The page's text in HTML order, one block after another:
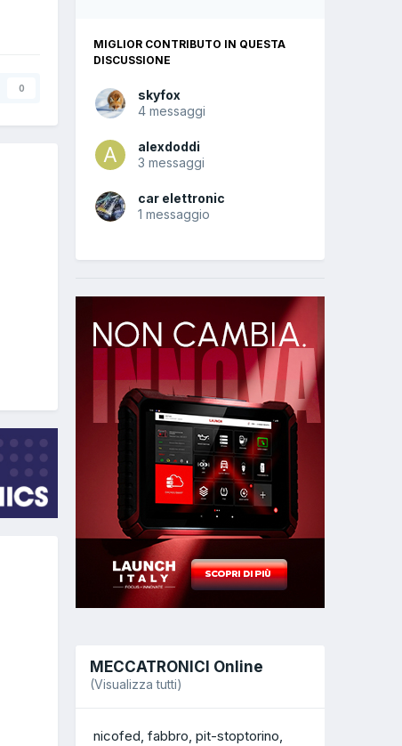
0
MIGLIOR CONTRIBUTO IN QUESTA
DISCUSSIONE
skyfox
4 messaggi
alexdoddi
3 messaggi
car elettronic
1 messaggio
MECCATRONICI Online
(Visualizza tutti)
nicofed fabbro pit-stoptorino